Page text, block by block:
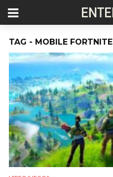
TAG - MOBILE FORTNITE